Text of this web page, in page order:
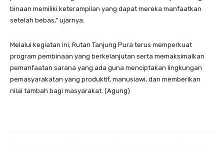
binaan memiliki keterampilan yang dapat mereka manfaatkan
setelah bebas,” ujarnya.
Melalui kegiatan ini, Rutan Tanjung Pura terus memperkuat
program pembinaan yang berkelanjutan serta memaksimalkan
pemanfaatan sarana yang ada guna menciptakan lingkungan
pemasyarakatan yang produktif, manusiawi, dan memberikan
nilai tambah bagi masyarakat. (Agung)